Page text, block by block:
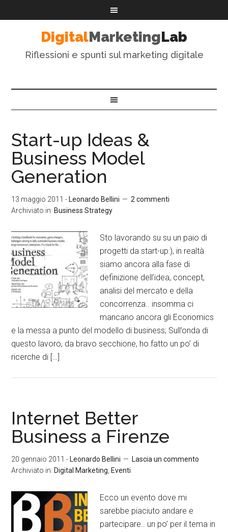
DigitalMarketingLab
Riflessioni e spunti sul marketing digitale
Start-up Ideas &
Business Model
Generation
13 maggio 2011 - Leonardo Bellini
2 commenti
Archiviato in: Business Strategy
Sto lavorando su su un paio di
progetti da start-up:), in realtà
siamo ancora alla fase di
definizione dell’idea, concept,
analisi del mercato e della
concorrenza.. insomma ci
mancano ancora gli Economics
e la messa a punto del modello di business; Sull’onda di
questo lavoro, da bravo secchione, ho fatto un po’ di
ricerche di […]
Internet Better
Business a Firenze
20 gennaio 2011 - Leonardo Bellini
Lascia un commento
Archiviato in: Digital Marketing Eventi
Ecco un evento dove mi
sarebbe piaciuto andare e
partecipare.. un po’ per il tema in